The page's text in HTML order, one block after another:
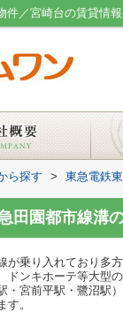
／宮崎台の賃貸情
ら探す > 東急電鉄
田園都市線溝
が乗り入れており多
ンキホーテ等大型
宮前平駅・鷺沼駅
。